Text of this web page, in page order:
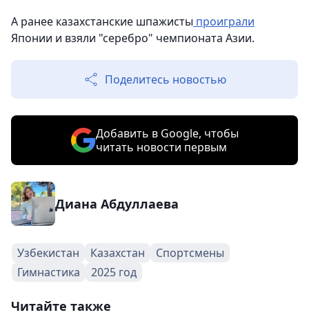
А ранее казахстанские шпажисты проиграли
Японии и взяли "серебро" чемпионата Азии.
Поделитесь новостью
Добавить в Google, чтобы
читать новости первым
Диана Абдуллаева
Узбекистан Казахстан
Спортсмены
Гимнастика
2025 год
Читайте также